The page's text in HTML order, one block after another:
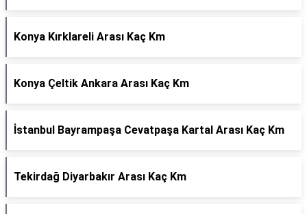
Konya Kırklareli Arası Kaç Km
Konya Çeltik Ankara Arası Kaç Km
İstanbul Bayrampaşa Cevatpaşa Kartal Arası Kaç Km
Tekirdağ Diyarbakır Arası Kaç Km